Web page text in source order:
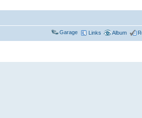
Garage Links Album